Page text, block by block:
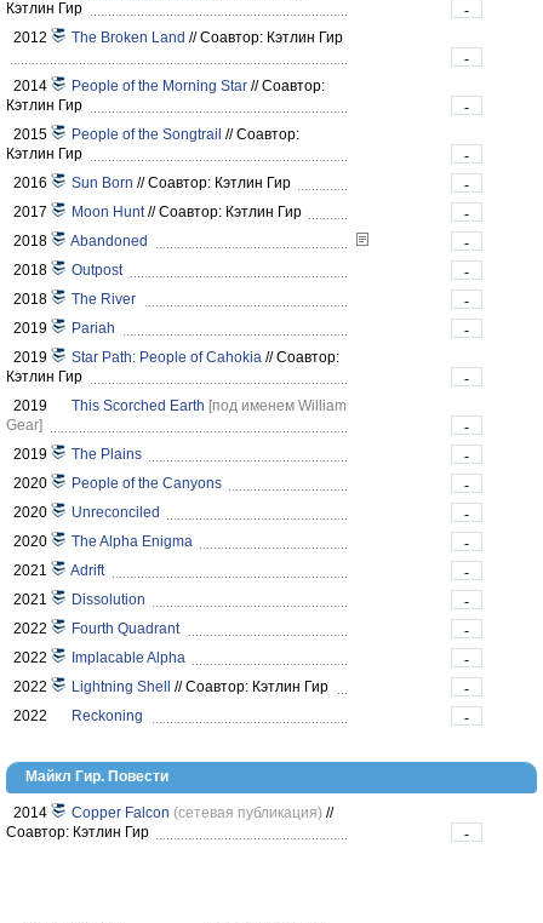
Кэтлин Гир
-
2012
The Broken Land //Соавтор: Кэтлин Гир
-
2014
People of the Morning Star //Соавтор:
Кэтлин Гир
-
2015
People of the Songtrail //Соавтор:
Кэтлин Гир
-
2016
Sun Born //Соавтор: Кэтлин Гир
-
2017
Moon Hunt //Соавтор: Кэтлин Гир
-
2018
Abandoned
-
2018
Outpost
-
2018
The River
-
2019
Pariah
-
2019
Star Path: People of Cahokia //Соавтор:
Кэтлин Гир
-
2019
This Scorched Earth [под именем William
Gear]
-
2019
The Plains
-
2020
People of the Canyons
-
2020
Unreconciled
-
2020
The Alpha Enigma
-
2021
Adrift
-
2021
Dissolution
-
2022
Fourth Quadrant
-
2022
Implacable Alpha
-
2022
Lightning Shell //Соавтор: Кэтлин Гир
-
2022
Reckoning -
Майкл Гир. Повести
2014 Copper Falcon (сетевая публикация) //
Соавтор: Кэтлин Гир
-